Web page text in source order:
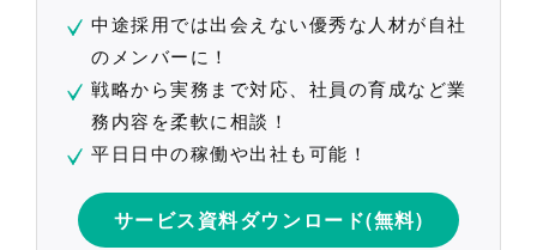
中途採用では出会えない優秀な人材が自社
のメンバーに！
戦略から実務まで対応、社員の育成など業
務内容を柔軟に相談！
平日日中の稼働や出社も可能！
サービス資料ダウンロード(無料)